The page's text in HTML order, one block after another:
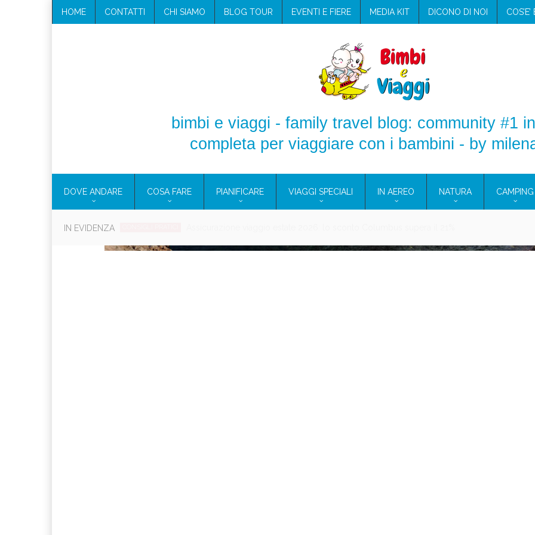
HOME CONTATTI CHI SIAMO BLOG TOUR EVENTI E FIERE MEDIA KIT DICONO DI NOI
bimbi e viaggi - family travel blog: community #1
completa per viaggiare con i bambini - by
DOVE ANDARE COSA FARE PIANIFICARE VIAGGI SPECIALI IN AEREO NATURA CAMPING
IN EVIDENZA